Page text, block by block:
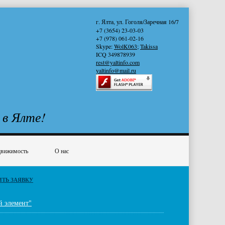
г. Ялта, ул. Гоголя/Заречная 16/7
+7 (3654) 23-03-03
+7 (978) 061-02-16
Skype:WolK063;Takissa
ICQ 349878939
rest@yaltinfo.com
yaltinfo@mail.ru
Ялте!
О нас
ЗАЯВКУ
элемент"